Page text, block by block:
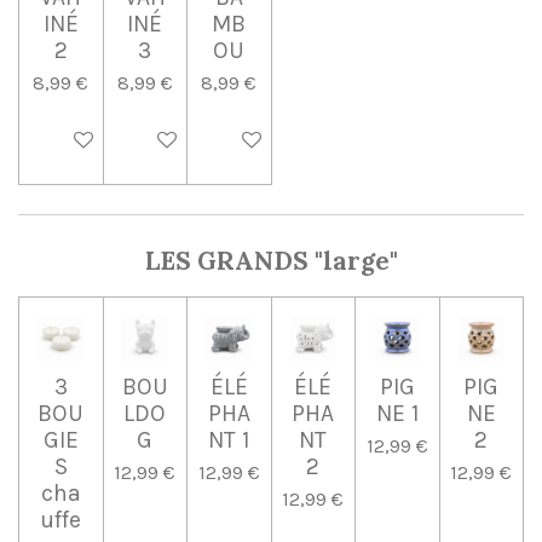
INÉ
2
8,99 €
Ajouter au panier
INÉ
3
8,99 €
Ajouter au panier
MB
OU
8,99 €
Ajouter au panier
LES GRANDS "large"
3
BOU
GIE
S
cha
uffe
BOU
LDO
G
12,99 €
ÉLÉ
PHA
NT 1
12,99 €
ÉLÉ
PHA
NT
2
12,99 €
PIG
NE 1
12,99 €
PIG
NE
2
12,99 €